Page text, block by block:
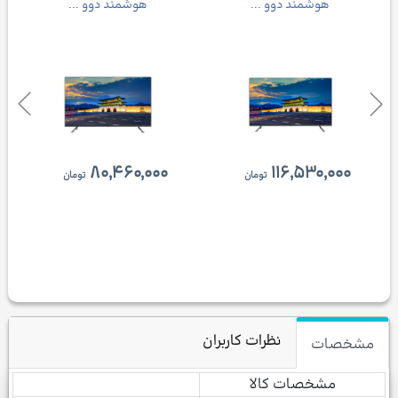
هوشمند دوو ...
۸۰,۴۶۰,۰۰۰ تومان
هوشمند دوو ...
۱۱۶,۵۳۰,۰۰۰ تومان
مشخصات نظرات کاربران
مشخصات كالا